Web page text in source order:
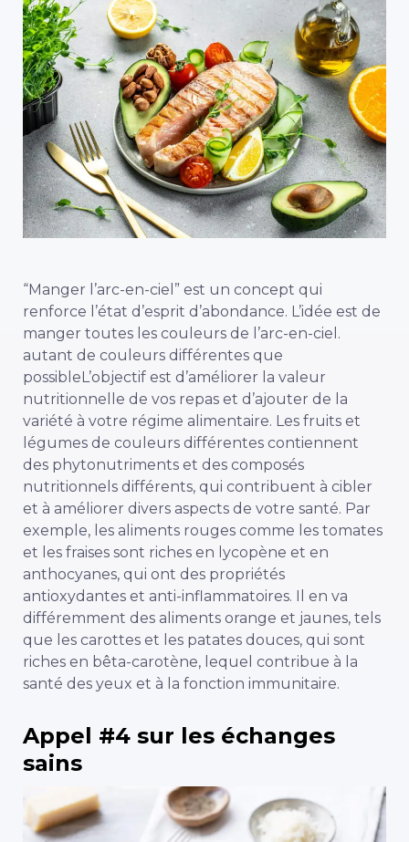
“Manger l’arc-en-ciel” est un concept qui
renforce l’état d’esprit d’abondance. L’idée est de
manger toutes les couleurs de l’arc-en-ciel.
autant de couleurs différentes que
possible L’objectif est d’améliorer la valeur
nutritionnelle de vos repas et d’ajouter de la
variété à votre régime alimentaire. Les fruits et
légumes de couleurs différentes contiennent
des phytonutriments et des composés
nutritionnels différents, qui contribuent à cibler
et à améliorer divers aspects de votre santé. Par
exemple, les aliments rouges comme les tomates
et les fraises sont riches en lycopène et en
anthocyanes, qui ont des propriétés
antioxydantes et anti-inflammatoires. Il en va
différemment des aliments orange et jaunes, tels
que les carottes et les patates douces, qui sont
riches en bêta-carotène, lequel contribue à la
santé des yeux et à la fonction immunitaire.
Appel #4 sur les échanges
sains